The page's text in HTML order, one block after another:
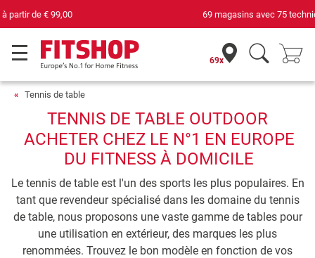
69 magasins avec 75 techniciens
69x
Tennis de table
TENNIS DE TABLE OUTDOOR
ACHETER CHEZ LE N°1 EN EUROPE
DU FITNESS À DOMICILE
Le tennis de table est l'un des sports les plus populaires. En
tant que revendeur spécialisé dans les domaine du tennis
de table, nous proposons une vaste gamme de tables pour
une utilisation en extérieur, des marques les plus
renommées. Trouvez le bon modèle en fonction de vos